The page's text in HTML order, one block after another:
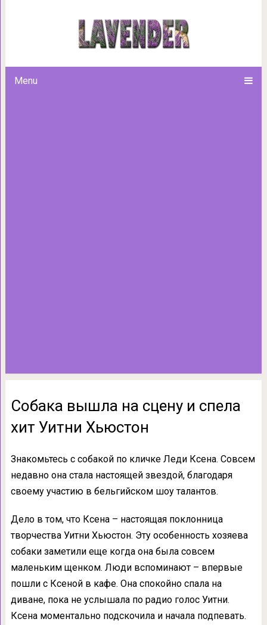
Menu
Собака вышла на сцену и
Собака вышла на сцену и спела
хит Уитни Хьюстон
Знакомьтесь с собакой по кличке Леди Ксена. Совсем
недавно она стала настоящей звездой, благодаря
своему участию в бельгийском шоу талантов.
Дело в том, что Ксена – настоящая поклонница
творчества Уитни Хьюстон. Эту особенность хозяева
собаки заметили еще когда она была совсем
маленьким щенком. Люди вспоминают – впервые
пошли с Ксеной в кафе. Она спокойно спала на
диване, пока не услышала по радио голос Уитни.
Ксена моментально подскочила и начала подпевать.